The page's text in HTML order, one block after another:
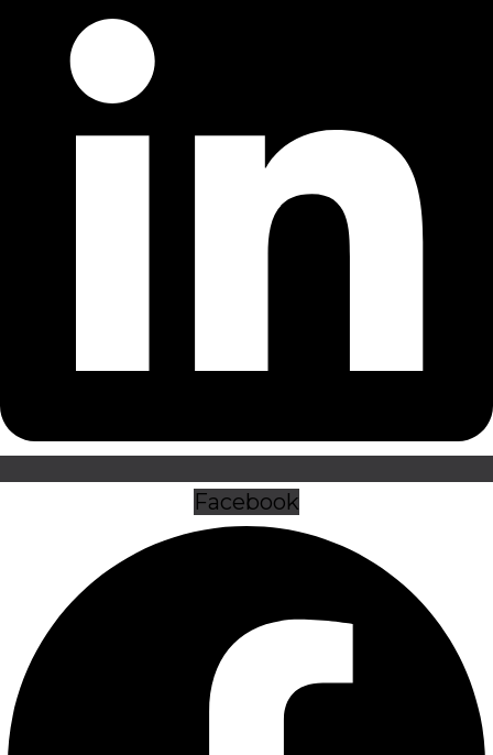
Facebook